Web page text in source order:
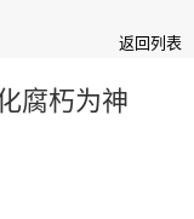
返回列表
腐朽为神